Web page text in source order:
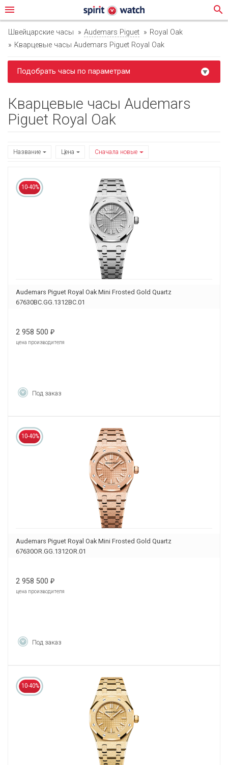
menu search
Швейцарские часы Audemars Piguet
Royal Oak
Кварцевые часы Audemars Piguet Royal Oak
Подобрать часы по параметрам
Кварцевые часы Audemars
Piguet Royal Oak
Название Цена Сначала новые
10-40%
Audemars Piguet Royal Oak Mini Frosted Gold Quartz
67630BC.GG.1312BC.01
2 958 500 ₽
цена производителя
Под заказ
10-40%
Audemars Piguet Royal Oak Mini Frosted Gold Quartz
67630OR.GG.1312OR.01
2 958 500 ₽
цена производителя
Под заказ
10-40%